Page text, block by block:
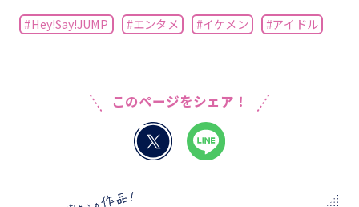
#Hey!Say!JUMP #エンタメ #イケメン #アイドル
このページをシェア！